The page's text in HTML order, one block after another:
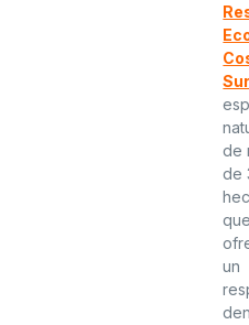
Sur
de
de
que
un